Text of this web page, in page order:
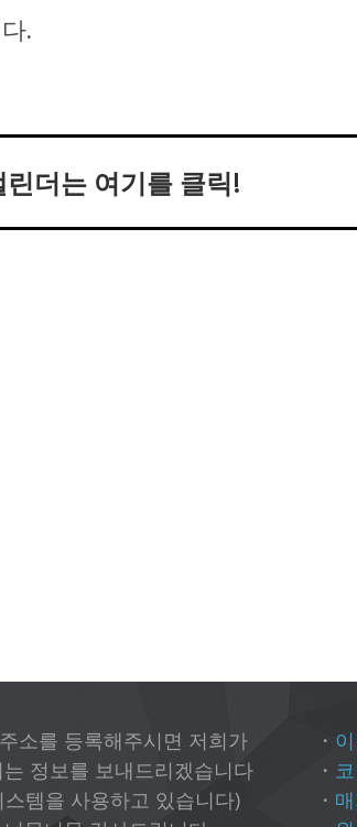
.
린더는 여기를 클릭!
소를 등록해주시면 저희가
정보를 보내드리겠습니다
템을 사용하고 있습니다)
・
・
・